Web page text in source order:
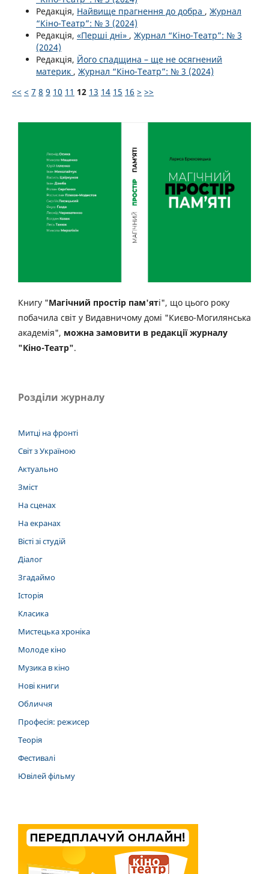
Редакція, Найвище прагнення до добра , Журнал
“Кіно-Театр”: № 3 (2024)
Редакція, «Перші дні» , Журнал “Кіно-Театр”: № 3
(2024)
Редакція, Його спадщина – ще не осягнений
материк , Журнал “Кіно-Театр”: № 3 (2024)
<< < 7 8 9 10 11 12 13 14 15 16 > >>
Книгу "Магічний простір пам'яті", що цього року
побачила світ у Видавничому домі "Києво-Могилянська
академія", можна замовити в редакції журналу
"Кіно-Театр".
Розділи журналу
Митці на фронті
Світ з Україною
Актуально
Зміст
На сценах
На екранах
Вісті зі студій
Діалог
Згадаймо
Історія
Класика
Мистецька хроніка
Молоде кіно
Музика в кіно
Нові книги
Обличчя
Професія: режисер
Теорія
Фестивалі
Ювілей фільму